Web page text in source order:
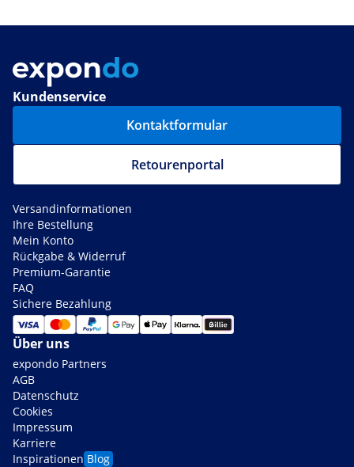
Kundenservice
Kontaktformular
Retourenportal
Versandinformationen
Ihre Bestellung
Mein Konto
Rückgabe & Widerruf
Premium-Garantie
FAQ
Sichere Bezahlung
Über uns
expondo Partners
AGB
Datenschutz
Cookies
Impressum
Karriere
Inspirationen Blog